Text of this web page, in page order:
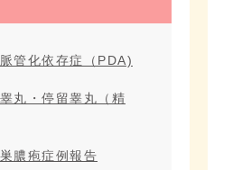
管化依存症（PDA)
丸・停留睾丸（精
膿疱症例報告